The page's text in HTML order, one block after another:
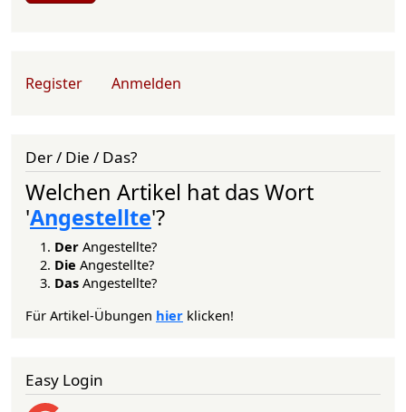
User account menu
Register Anmelden
Der / Die / Das?
Welchen Artikel hat das Wort
'Angestellte'?
Der Angestellte?
Die Angestellte?
Das Angestellte?
Für Artikel-Übungen hier klicken!
Easy Login